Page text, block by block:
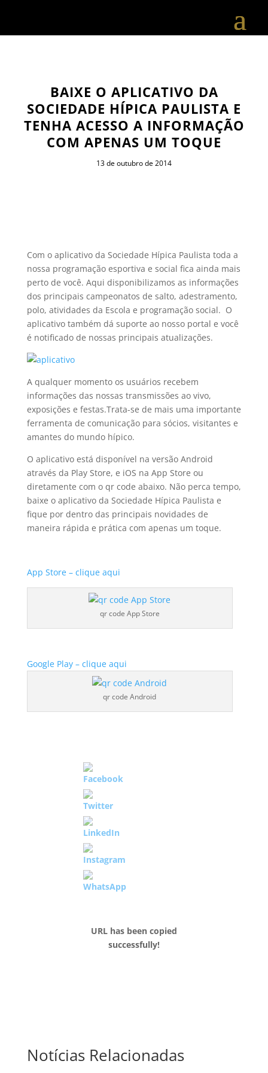
BAIXE O APLICATIVO DA
SOCIEDADE HÍPICA PAULISTA E
TENHA ACESSO A INFORMAÇÃO
COM APENAS UM TOQUE
13 de outubro de 2014
Com o aplicativo da Sociedade Hípica Paulista toda a
nossa programação esportiva e social fica ainda mais
perto de você. Aqui disponibilizamos as informações
dos principais campeonatos de salto, adestramento,
polo, atividades da Escola e programação social. O
aplicativo também dá suporte ao nosso portal e você
é notificado de nossas principais atualizações.
A qualquer momento os usuários recebem
informações das nossas transmissões ao vivo,
exposições e festas.Trata-se de mais uma importante
ferramenta de comunicação para sócios, visitantes e
amantes do mundo hípico.
O aplicativo está disponível na versão Android
através da Play Store, e iOS na App Store ou
diretamente com o qr code abaixo. Não perca tempo,
baixe o aplicativo da Sociedade Hípica Paulista e
fique por dentro das principais novidades de
maneira rápida e prática com apenas um toque.
App Store – clique aqui
qr code App Store
Google Play – clique aqui
qr code Android
URL has been copied
successfully!
Notícias Relacionadas